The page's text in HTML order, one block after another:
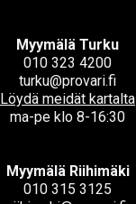
Myymälä Turku
010 323 4200
turku@provari.fi
Löydä meidät kartalta
ma-pe klo 8-16:30
Myymälä Riihimäki
010 315 3125